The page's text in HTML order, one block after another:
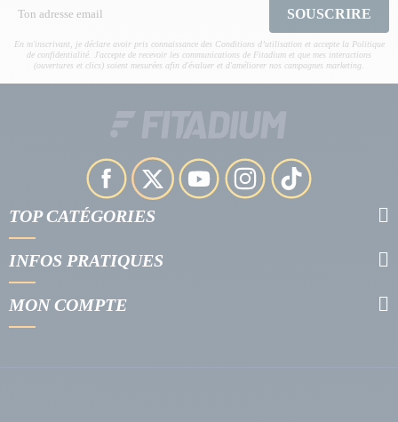
SOUSCRIRE
En m'inscrivant, je déclare avoir pris connaissance des Conditions d’utilisation et accepte la Politique
de confidentialité. J'accepte de recevoir les communications de Fitadium et que mes interactions
(ouvertures et clics) soient mesurées afin d'évaluer et d'améliorer nos campagnes marketing.
TOP CATÉGORIES
INFOS PRATIQUES
MON COMPTE